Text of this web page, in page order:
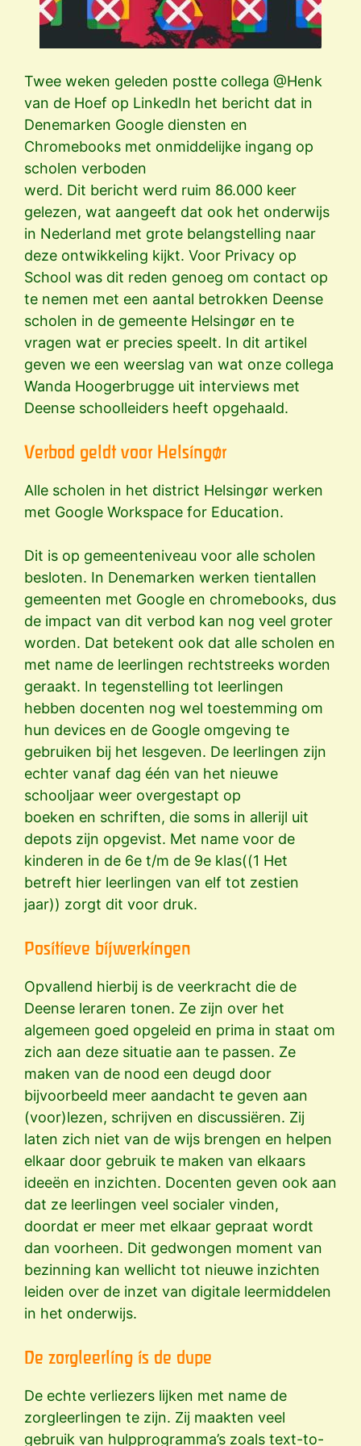
Twee weken geleden postte collega @Henk
van de Hoef op LinkedIn het bericht dat in
Denemarken Google diensten en
Chromebooks met onmiddelijke ingang op
scholen verboden
werd. Dit bericht werd ruim 86.000 keer
gelezen, wat aangeeft dat ook het onderwijs
in Nederland met grote belangstelling naar
deze ontwikkeling kijkt. Voor Privacy op
School was dit reden genoeg om contact op
te nemen met een aantal betrokken Deense
scholen in de gemeente Helsingør en te
vragen wat er precies speelt. In dit artikel
geven we een weerslag van wat onze collega
Wanda Hoogerbrugge uit interviews met
Deense schoolleiders heeft opgehaald.
Verbod geldt voor Helsingør
Alle scholen in het district Helsingør werken
met Google Workspace for Education.
Dit is op gemeenteniveau voor alle scholen
besloten. In Denemarken werken tientallen
gemeenten met Google en chromebooks, dus
de impact van dit verbod kan nog veel groter
worden. Dat betekent ook dat alle scholen en
met name de leerlingen rechtstreeks worden
geraakt. In tegenstelling tot leerlingen
hebben docenten nog wel toestemming om
hun devices en de Google omgeving te
gebruiken bij het lesgeven. De leerlingen zijn
echter vanaf dag één van het nieuwe
schooljaar weer overgestapt op
boeken en schriften, die soms in allerijl uit
depots zijn opgevist. Met name voor de
kinderen in de 6e t/m de 9e klas((1 Het
betreft hier leerlingen van elf tot zestien
jaar)) zorgt dit voor druk.
Positieve bijwerkingen
Opvallend hierbij is de veerkracht die de
Deense leraren tonen. Ze zijn over het
algemeen goed opgeleid en prima in staat om
zich aan deze situatie aan te passen. Ze
maken van de nood een deugd door
bijvoorbeeld meer aandacht te geven aan
(voor)lezen, schrijven en discussiëren. Zij
laten zich niet van de wijs brengen en helpen
elkaar door gebruik te maken van elkaars
ideeën en inzichten. Docenten geven ook aan
dat ze leerlingen veel socialer vinden,
doordat er meer met elkaar gepraat wordt
dan voorheen. Dit gedwongen moment van
bezinning kan wellicht tot nieuwe inzichten
leiden over de inzet van digitale leermiddelen
in het onderwijs.
De zorgleerling is de dupe
De echte verliezers lijken met name de
zorgleerlingen te zijn. Zij maakten veel
gebruik van hulpprogramma’s zoals text-to-